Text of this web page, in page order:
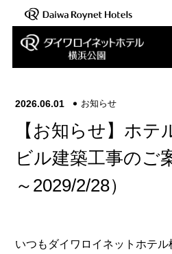
2026.06.01 お知らせ
【お知らせ】ホテ
ビル建築工事のご
～2029/2/28）
いつもダイワロイネットホテル